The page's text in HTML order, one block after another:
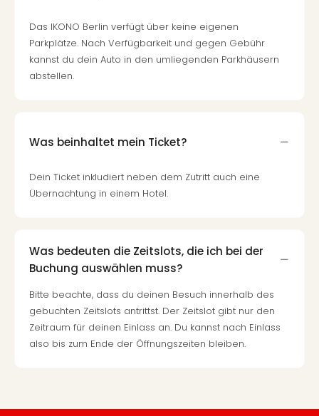
Das IKONO Berlin verfügt über keine eigenen
Parkplätze. Nach Verfügbarkeit und gegen Gebühr
kannst du dein Auto in den umliegenden Parkhäusern
abstellen.
Was beinhaltet mein Ticket?
Dein Ticket inkludiert neben dem Zutritt auch eine
Übernachtung in einem Hotel.
Was bedeuten die Zeitslots, die ich bei der
Buchung auswählen muss?
Bitte beachte, dass du deinen Besuch innerhalb des
gebuchten Zeitslots antrittst. Der Zeitslot gibt nur den
Zeitraum für deinen Einlass an. Du kannst nach Einlass
also bis zum Ende der Öffnungszeiten bleiben.